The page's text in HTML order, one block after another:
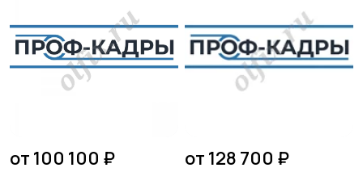
от 100 100 ₽ от 128 700 ₽